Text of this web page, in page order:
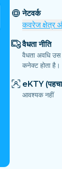
नेटवर्क
कवरेज क्षेत्र
वैधता नीति
वैधता अवधि
कनेक्ट होता है।
eKTY
आवश्यक नहीं